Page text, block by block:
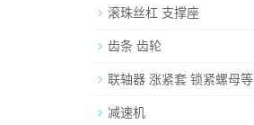
滚珠丝杠 支撑座
齿条 齿轮
联轴器 涨紧套 锁紧螺母等
减速机